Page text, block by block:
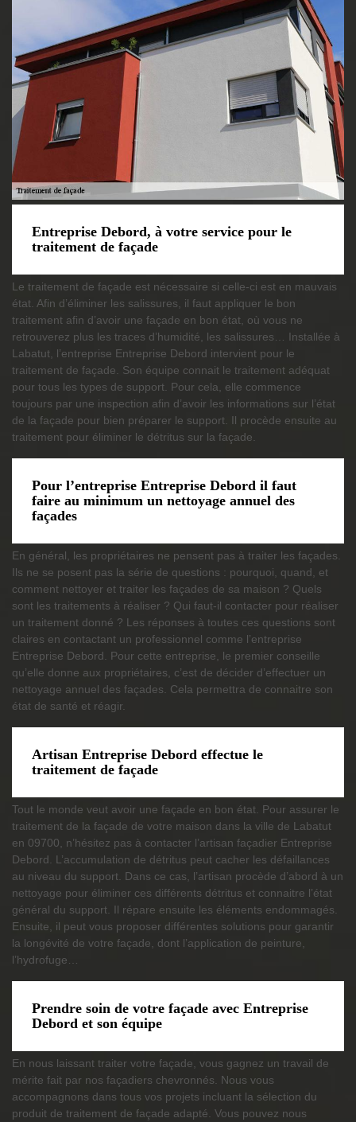
Entreprise Debord, à votre service pour le
traitement de façade
Le traitement de façade est nécessaire si celle-ci est en mauvais
état. Afin d’éliminer les salissures, il faut appliquer le bon
traitement afin d’avoir une façade en bon état, où vous ne
retrouverez plus les traces d’humidité, les salissures… Installée à
Labatut, l’entreprise Entreprise Debord intervient pour le
traitement de façade. Son équipe connait le traitement adéquat
pour tous les types de support. Pour cela, elle commence
toujours par une inspection afin d’avoir les informations sur l’état
de la façade pour bien préparer le support. Il procède ensuite au
traitement pour éliminer le détritus sur la façade.
Pour l’entreprise Entreprise Debord il faut
faire au minimum un nettoyage annuel des
façades
En général, les propriétaires ne pensent pas à traiter les façades.
Ils ne se posent pas la série de questions : pourquoi, quand, et
comment nettoyer et traiter les façades de sa maison ? Quels
sont les traitements à réaliser ? Qui faut-il contacter pour réaliser
un traitement donné ? Les réponses à toutes ces questions sont
claires en contactant un professionnel comme l’entreprise
Entreprise Debord. Pour cette entreprise, le premier conseille
qu’elle donne aux propriétaires, c’est de décider d’effectuer un
nettoyage annuel des façades. Cela permettra de connaitre son
état de santé et réagir.
Artisan Entreprise Debord effectue le
traitement de façade
Tout le monde veut avoir une façade en bon état. Pour assurer le
traitement de la façade de votre maison dans la ville de Labatut
en 09700, n’hésitez pas à contacter l’artisan façadier Entreprise
Debord. L’accumulation de détritus peut cacher les défaillances
au niveau du support. Dans ce cas, l’artisan procède d’abord à un
nettoyage pour éliminer ces différents détritus et connaitre l’état
général du support. Il répare ensuite les éléments endommagés.
Ensuite, il peut vous proposer différentes solutions pour garantir
la longévité de votre façade, dont l’application de peinture,
l’hydrofuge…
Prendre soin de votre façade avec Entreprise
Debord et son équipe
En nous laissant traiter votre façade, vous gagnez un travail de
mérite fait par nos façadiers chevronnés. Nous vous
accompagnons dans tous vos projets incluant la sélection du
produit de traitement de façade adapté. Vous pouvez nous